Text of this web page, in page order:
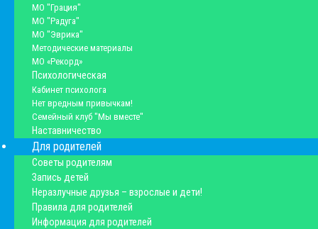
МО "Грация"
МО "Радуга"
МО "Эврика"
Методические материалы
МО «Рекорд»
Психологическая
Кабинет психолога
Нет вредным привычкам!
Семейный клуб "Мы вместе"
Наставничество
Для родителей
Советы родителям
Запись детей
Неразлучные друзья – взрослые и дети!
Правила для родителей
Информация для родителей